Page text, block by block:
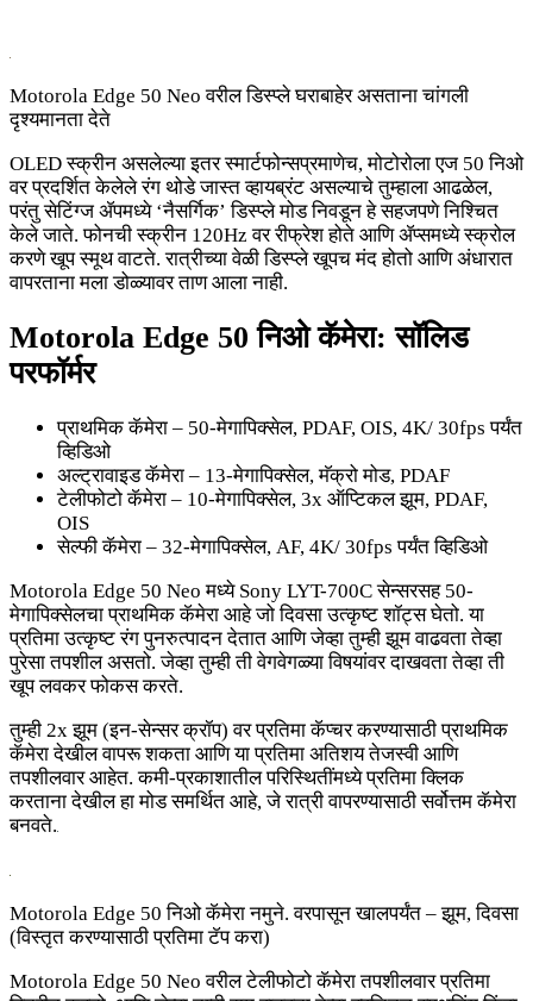
Motorola Edge 50 Neo वरील डिस्प्ले घराबाहेर असताना चांगली
दृश्यमानता देते
OLED स्क्रीन असलेल्या इतर स्मार्टफोन्सप्रमाणेच, मोटोरोला एज 50 निओ
वर प्रदर्शित केलेले रंग थोडे जास्त व्हायब्रंट असल्याचे तुम्हाला आढळेल,
परंतु सेटिंग्ज ॲपमध्ये ‘नैसर्गिक’ डिस्प्ले मोड निवडून हे सहजपणे निश्चित
केले जाते. फोनची स्क्रीन 120Hz वर रीफ्रेश होते आणि ॲप्समध्ये स्क्रोल
करणे खूप स्मूथ वाटते. रात्रीच्या वेळी डिस्प्ले खूपच मंद होतो आणि अंधारात
वापरताना मला डोळ्यावर ताण आला नाही.
Motorola Edge 50 निओ कॅमेरा: सॉलिड
परफॉर्मर
प्राथमिक कॅमेरा – 50-मेगापिक्सेल, PDAF, OIS, 4K/ 30fps पर्यंत
व्हिडिओ
अल्ट्रावाइड कॅमेरा – 13-मेगापिक्सेल, मॅक्रो मोड, PDAF
टेलीफोटो कॅमेरा – 10-मेगापिक्सेल, 3x ऑप्टिकल झूम, PDAF,
OIS
सेल्फी कॅमेरा – 32-मेगापिक्सेल, AF, 4K/ 30fps पर्यंत व्हिडिओ
Motorola Edge 50 Neo मध्ये Sony LYT-700C सेन्सरसह 50-
मेगापिक्सेलचा प्राथमिक कॅमेरा आहे जो दिवसा उत्कृष्ट शॉट्स घेतो. या
प्रतिमा उत्कृष्ट रंग पुनरुत्पादन देतात आणि जेव्हा तुम्ही झूम वाढवता तेव्हा
पुरेसा तपशील असतो. जेव्हा तुम्ही ती वेगवेगळ्या विषयांवर दाखवता तेव्हा ती
खूप लवकर फोकस करते.
तुम्ही 2x झूम (इन-सेन्सर क्रॉप) वर प्रतिमा कॅप्चर करण्यासाठी प्राथमिक
कॅमेरा देखील वापरू शकता आणि या प्रतिमा अतिशय तेजस्वी आणि
तपशीलवार आहेत. कमी-प्रकाशातील परिस्थितींमध्ये प्रतिमा क्लिक
करताना देखील हा मोड समर्थित आहे, जे रात्री वापरण्यासाठी सर्वोत्तम कॅमेरा
बनवते.
Motorola Edge 50 निओ कॅमेरा नमुने. वरपासून खालपर्यंत – झूम, दिवसा
(विस्तृत करण्यासाठी प्रतिमा टॅप करा)
Motorola Edge 50 Neo वरील टेलीफोटो कॅमेरा तपशीलवार प्रतिमा